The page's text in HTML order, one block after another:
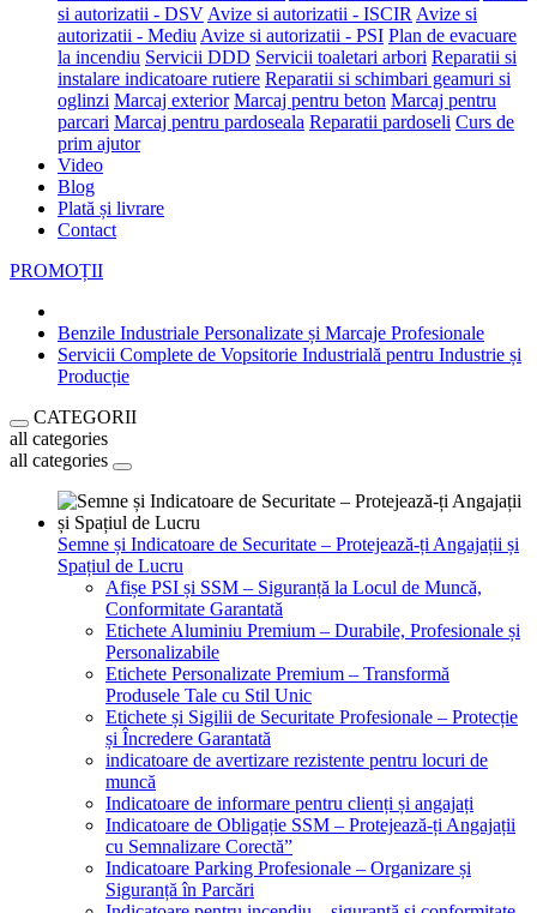
si autorizatii - DSV Avize si autorizatii - ISCIR Avize si
autorizatii - Mediu Avize si autorizatii - PSI Plan de evacuare
la incendiu Servicii DDD Servicii toaletari arbori Reparatii si
instalare indicatoare rutiere Reparatii si schimbari geamuri si
oglinzi Marcaj exterior Marcaj pentru beton Marcaj pentru
parcari Marcaj pentru pardoseala Reparatii pardoseli Curs de
prim ajutor
Video
Blog
Plată și livrare
Contact
PROMOȚII
Benzile Industriale Personalizate și Marcaje Profesionale
Servicii Complete de Vopsitorie Industrială pentru Industrie și
Producție
CATEGORII
all categories
all categories
Semne și Indicatoare de Securitate – Protejează-ți Angajații și
Spațiul de Lucru
Afișe PSI și SSM – Siguranță la Locul de Muncă,
Conformitate Garantată
Etichete Aluminiu Premium – Durabile, Profesionale și
Personalizabile
Etichete Personalizate Premium – Transformă
Produsele Tale cu Stil Unic
Etichete și Sigilii de Securitate Profesionale – Protecție
și Încredere Garantată
indicatoare de avertizare rezistente pentru locuri de
muncă
Indicatoare de informare pentru clienți și angajați
Indicatoare de Obligație SSM – Protejează-ți Angajații
cu Semnalizare Corectă”
Indicatoare Parking Profesionale – Organizare și
Siguranță în Parcări